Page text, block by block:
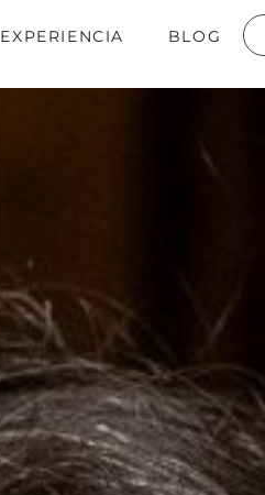
EXPERIENCIA BLOG